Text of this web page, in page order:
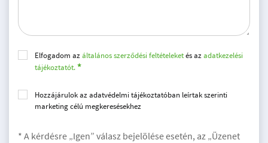
Elfogadom azáltalános szerződési feltételeketés azadatkezelési
tájékoztatót.
Hozzájárulok az adatvédelmi tájékoztatóban leírtak szerinti
marketing célú megkeresésekhez
* A kérdésre „Igen” válasz bejelölése esetén, az „Üzenet